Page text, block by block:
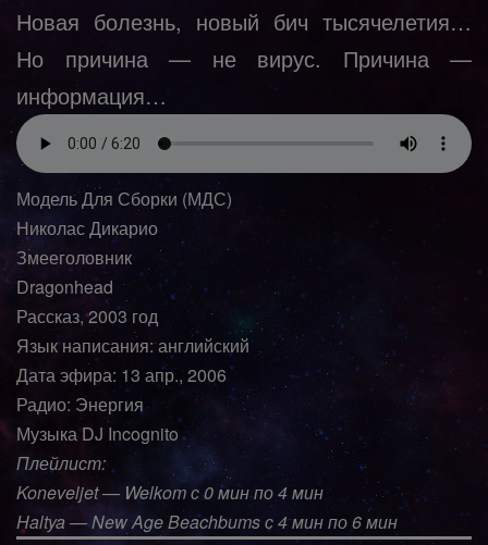
Новая болезнь, новый бич тысячелетия…
Но причина — не вирус. Причина —
информация…
Модель Для Сборки (МДС)
Николас Дикарио
Змееголовник
Dragonhead
Рассказ, 2003 год
Язык написания: английский
Дата эфира: 13 апр., 2006
Радио: Энергия
Музыка DJ Incognito
Плейлист:
Koneveljet — Welkom с 0 мин по 4 мин
Haltya — New Age Beachbums с 4 мин по 6 мин